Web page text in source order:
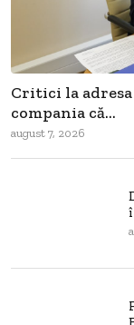
Critici la
compania că...
august 7, 2026